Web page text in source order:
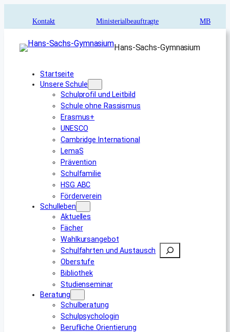
springen
Kontakt Ministerialbeauftragte MB
Hans-Sachs-Gymnasium
Startseite
Unsere Schule
Schulprofil und Leitbild
Schule ohne Rassismus
Erasmus+
UNESCO
Cambridge International
LemaS
Prävention
Schulfamilie
HSG ABC
Förderverein
Schulleben
Aktuelles
Fächer
Wahlkursangebot
Schulfahrten und Austausch
Oberstufe
Bibliothek
Studienseminar
Beratung
Schulberatung
Schulpsychologin
Berufliche Orientierung
Suchen